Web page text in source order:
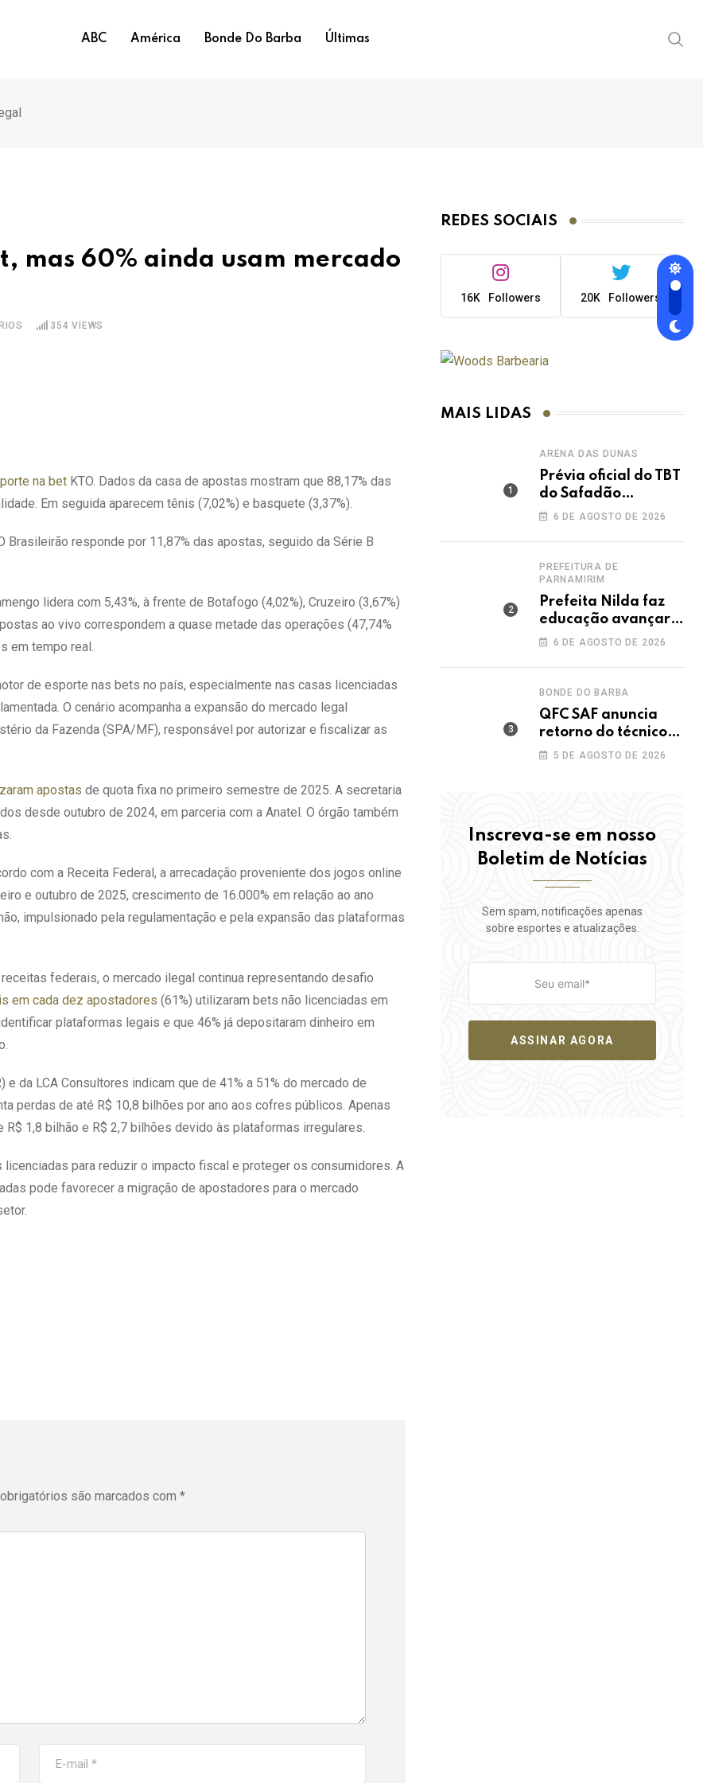
ABC América Bonde Do Barba Últimas
mas 60% ainda usam mercado
354 VIEWS
na bet KTO. Dados da casa de apostas mostram que 88,17% das
Em seguida aparecem tênis (7,02%) e basquete (3,37%).
Brasileirão responde por 11,87% das apostas, seguido da Série B
lidera com 5,43%, à frente de Botafogo (4,02%), Cruzeiro (3,67%)
ao vivo correspondem a quase metade das operações (47,74%
em tempo real.
de esporte nas bets no país, especialmente nas casas licenciadas
O cenário acompanha a expansão do mercado legal
da Fazenda (SPA/MF), responsável por autorizar e fiscalizar as
apostas de quota fixa no primeiro semestre de 2025. A secretaria
desde outubro de 2024, em parceria com a Anatel. O órgão também
com a Receita Federal, a arrecadação proveniente dos jogos online
e outubro de 2025, crescimento de 16.000% em relação ao ano
impulsionado pela regulamentação e pela expansão das plataformas
federais, o mercado ilegal continua representando desafio
em cada dez apostadores (61%) utilizaram bets não licenciadas em
plataformas legais e que 46% já depositaram dinheiro em
da LCA Consultores indicam que de 41% a 51% do mercado de
perdas de até R$ 10,8 bilhões por ano aos cofres públicos. Apenas
1,8 bilhão e R$ 2,7 bilhões devido às plataformas irregulares.
para reduzir o impacto fiscal e proteger os consumidores. A
pode favorecer a migração de apostadores para o mercado
são marcados com *
REDES SOCIAIS
16K Followers 20K Followers
MAIS LIDAS
ARENA DAS DUNAS
Prévia oficial do TBT
do Safadão
acontece nesta
Dunas
6 DE AGOSTO DE 2026
PREFEITURA DE
PARNAMIRIM
Prefeita Nilda faz
educação avançar e
leva Parnamirim ao
história dos anos
iniciais
6 DE AGOSTO DE 2026
BONDE DO BARBA
QFC SAF anuncia
retorno do técnico
João Paulo para a
5 DE AGOSTO DE 2026
Inscreva-se em nosso
Boletim de Notícias
Sem spam, notificações apenas
sobre esportes e atualizações.
ASSINAR AGORA